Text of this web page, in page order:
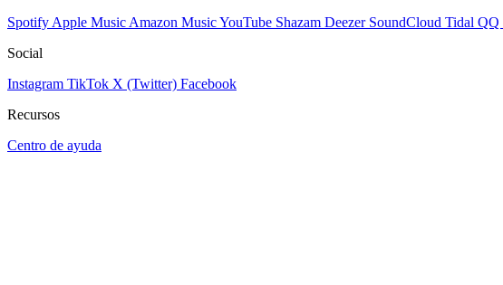
Spotify Apple Music Amazon MusicYouTube Shazam Deezer SoundCloud Tidal QQ
Social
Instagram TikTok X (Twitter) Facebook
Recursos
Centro de ayuda